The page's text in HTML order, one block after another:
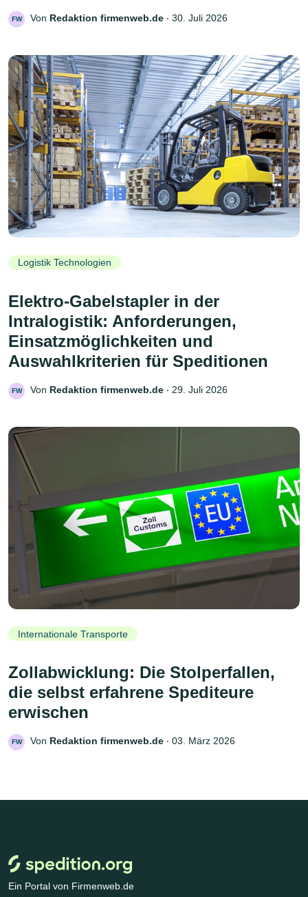
FW Von Redaktion firmenweb.de ‧ 30. Juli 2026
Logistik Technologien
Elektro-Gabelstapler in der
Intralogistik: Anforderungen,
Einsatzmöglichkeiten und
Auswahlkriterien für Speditionen
FW Von Redaktion firmenweb.de ‧ 29. Juli 2026
Internationale Transporte
Zollabwicklung: Die Stolperfallen,
die selbst erfahrene Spediteure
erwischen
FW Von Redaktion firmenweb.de ‧ 03. März 2026
Ein Portal von Firmenweb.de